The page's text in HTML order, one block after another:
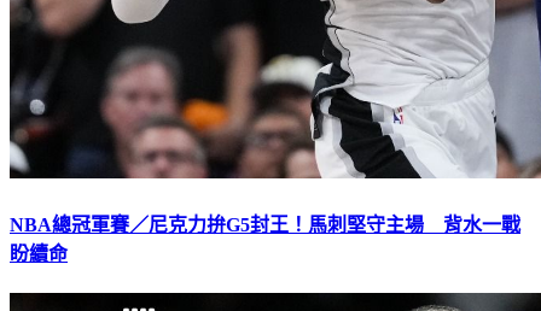
NBA總冠軍賽／尼克力拚G5封王！馬刺堅守主場 背水一戰
盼續命